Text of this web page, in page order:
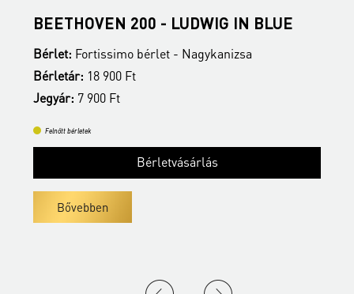
BEETHOVEN 200 - LUDWIG IN BLUE
Bérlet: Fortissimo bérlet - Nagykanizsa
Bérletár: 18 900 Ft
Jegyár: 7 900 Ft
Felnőtt bérletek
Bérletvásárlás
Bővebben